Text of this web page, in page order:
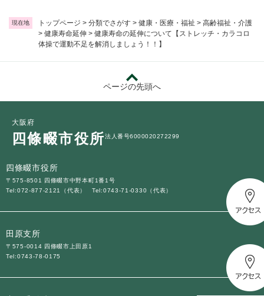
現在地 トップページ > 分類でさがす > 健康・医療・福祉 > 高齢福祉・介護
> 健康寿命延伸 > 健康寿命の延伸について【ストレッチ・カラコロ
体操で運動不足を解消しましょう！！】
ページの先頭へ
大阪府
四條畷市役所法人番号6000020272299
四條畷市役所
〒575-8501 四條畷市中野本町1番1号
Tel:072-877-2121（代表）
Tel:0743-71-0330（代表）
田原支所
〒575-0014 四條畷市上田原1
Tel:0743-78-0175